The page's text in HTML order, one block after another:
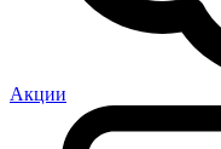
Акции